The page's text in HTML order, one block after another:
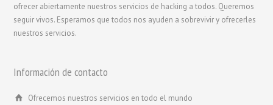
ofrecer abiertamente nuestros servicios de hacking a todos. Queremos
seguir vivos. Esperamos que todos nos ayuden a sobrevivir y ofrecerles
nuestros servicios.
Información de contacto
Ofrecemos nuestros servicios en todo el mundo